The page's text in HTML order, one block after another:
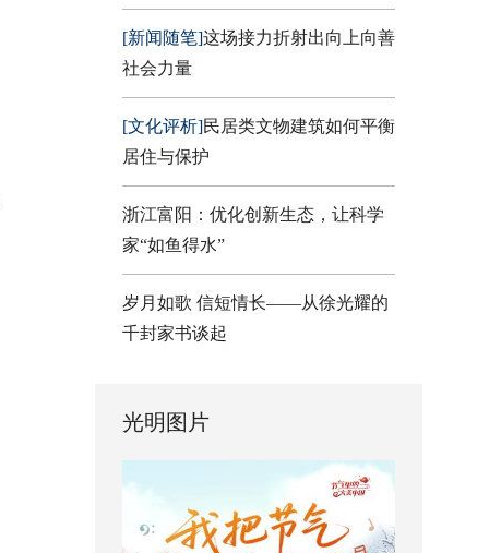
[新闻随笔]这场接力折射出向上向善
社会力量
[文化评析]民居类文物建筑如何平衡
居住与保护
浙江富阳：优化创新生态，让科学
家“如鱼得水”
岁月如歌 信短情长——从徐光耀的
千封家书谈起
光明图片